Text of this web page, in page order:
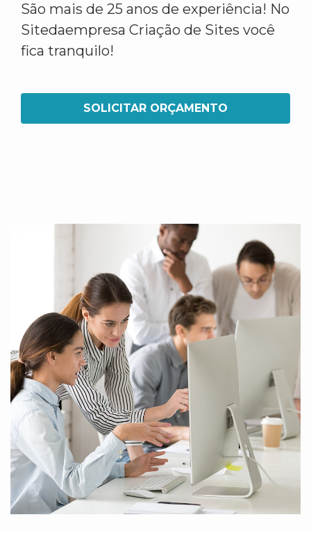
São mais de 25 anos de experiência! No
Sitedaempresa Criação de Sites você
fica tranquilo!
SOLICITAR ORÇAMENTO